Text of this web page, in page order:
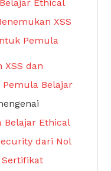
Belajar Ethical
XSS
Pemula
XSS dan
Belajar
Belajar Ethical
dari Nol
Sertifikat